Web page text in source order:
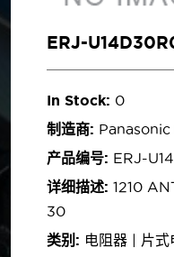
ERJ-
In Stock: 0
制造商:
产品编号: ERJ-
详细描述: 1210
30
类别: 电阻器 | 片